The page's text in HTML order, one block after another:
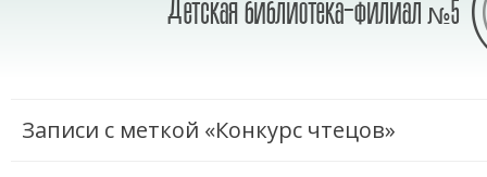
Записи с меткой «Конкурс чтецов»